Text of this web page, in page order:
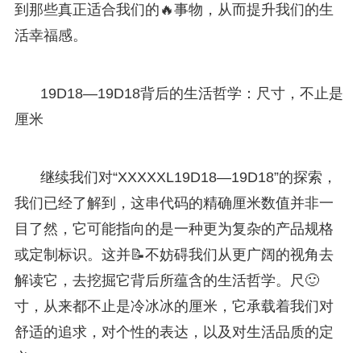
到那些真正适合我们的🔥事物，从而提升我们的生
活幸福感。
19D18—19D18背后的生活哲学：尺寸，不止是
厘米
继续我们对“XXXXXL19D18—19D18”的探索，
我们已经了解到，这串代码的精确厘米数值并非一
目了然，它可能指向的是一种更为复杂的产品规格
或定制标识。这并📝不妨碍我们从更广阔的视角去
解读它，去挖掘它背后所蕴含的生活哲学。尺🙂
寸，从来都不止是冷冰冰的厘米，它承载着我们对
舒适的追求，对个性的表达，以及对生活品质的定